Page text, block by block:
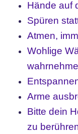
Hände auf
Spüren
Atmen,
Wohlige
Arme
Bitte dein
zu